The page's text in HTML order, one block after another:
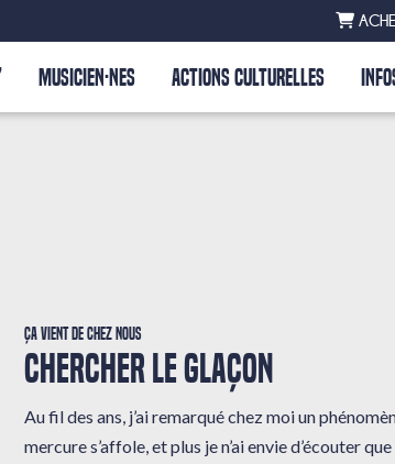
MUSICIEN·NES ACTIONS CULTURELLES
Ça vient de chez nous
CHERCHER LE GLAÇON
Au fil des ans, j’ai remarqué chez moi un
mercure s’affole, et plus je n’ai envie d’écouter